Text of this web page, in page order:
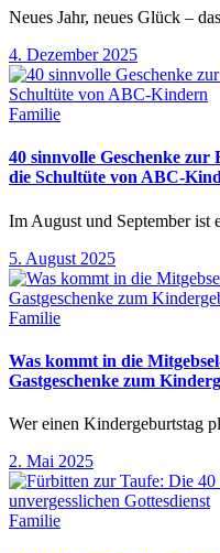
Neues Jahr, neues Glück –
4. Dezember 2025
Familie
40 sinnvolle Geschenke
die Schultüte von ABC-
Im August und September ist
5. August 2025
Familie
Was kommt in die
Gastgeschenke zum
Wer einen Kindergeburtstag
2. Mai 2025
Familie